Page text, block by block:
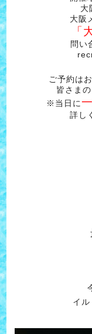
大
大阪
「
問い
ご予約は
皆さま
※当日に
詳し
イ